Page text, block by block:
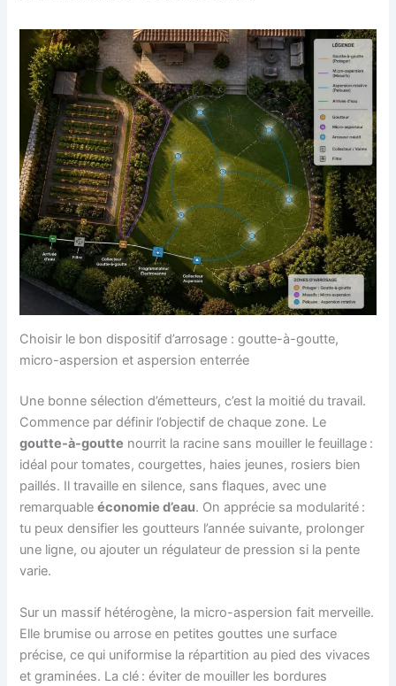
Choisir le bon dispositif d’arrosage : goutte-à-goutte,
micro-aspersion et aspersion enterrée
Une bonne sélection d’émetteurs, c’est la moitié du travail.
Commence par définir l’objectif de chaque zone. Le
goutte-à-goutte nourrit la racine sans mouiller le feuillage :
idéal pour tomates, courgettes, haies jeunes, rosiers bien
paillés. Il travaille en silence, sans flaques, avec une
remarquableéconomie d’eau. On apprécie sa modularité :
tu peux densifier les goutteurs l’année suivante, prolonger
une ligne, ou ajouter un régulateur de pression si la pente
varie.
Sur un massif hétérogène, la micro-aspersion fait merveille.
Elle brumise ou arrose en petites gouttes une surface
précise, ce qui uniformise la répartition au pied des vivaces
et graminées. La clé : éviter de mouiller les bordures